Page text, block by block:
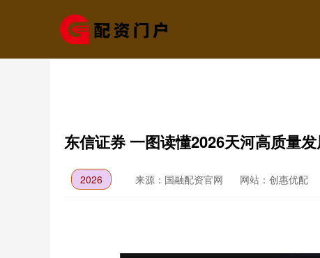
东信证券 一图读懂2026天河高质量
2026 来源：国融配资官网 网站：创惠优配